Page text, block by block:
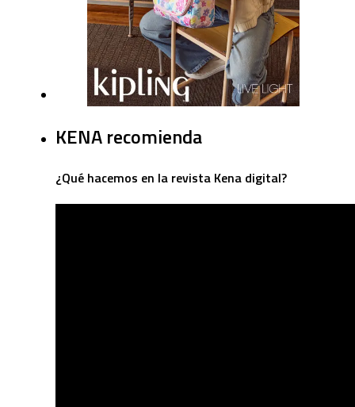
KENA recomienda
¿Qué hacemos en la revista Kena digital?